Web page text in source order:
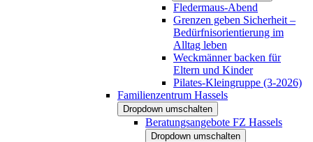
Fledermaus-Abend
Grenzen geben Sicherheit –
Bedürfnisorientierung im
Alltag leben
Weckmänner backen für
Eltern und Kinder
Pilates-Kleingruppe (3-2026)
Familienzentrum Hassels
Dropdown umschalten
Beratungsangebote FZ Hassels
Dropdown umschalten